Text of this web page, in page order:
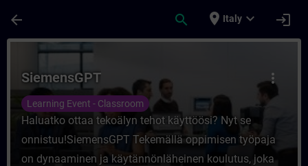
arrow_back search place Italy expand_more login
Corso - SiemensGPT - Formazione -
more_vert
SiemensGPT
Learning Event - Classroom
Haluatko ottaa tekoälyn tehot käyttöösi? Nyt se
onnistuu!SiemensGPT Tekemällä oppimisen työpaja
on dynaaminen ja käytännönläheinen koulutus, joka